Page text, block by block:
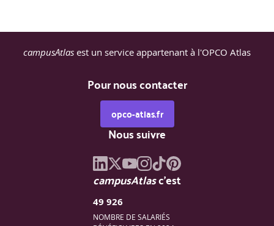
campusAtlas est un service appartenant à l'OPCO Atlas
Pour nous contacter
opco-atlas.fr
Nous suivre
campusAtlasc'est
49 926
NOMBRE DE SALARIÉS